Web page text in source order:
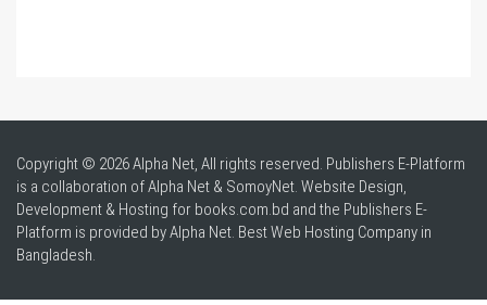
Copyright © 2026 Alpha Net, All rights reserved. Publishers E-Platform
is a collaboration of Alpha Net & SomoyNet. Website Design,
Development & Hosting for books.com.bd and the Publishers E-
Platform is provided by Alpha Net. BestWeb Hosting Company in
Bangladesh.